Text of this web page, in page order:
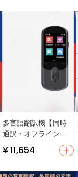
多言語翻訳機【同時
通訳・オフライン対
応・旅行用・英語・
中国語・日本語・フ
¥ 11,654